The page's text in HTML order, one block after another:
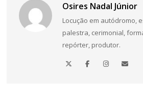
Osires Nadal Júnior
Locução em autódromo,
palestra, cerimonial,
repórter, produtor.